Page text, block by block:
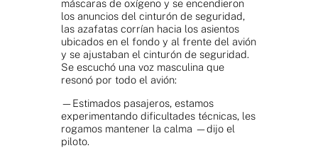
máscaras de oxígeno y se encendieron
los anuncios del cinturón de seguridad,
las azafatas corrían hacia los asientos
ubicados en el fondo y al frente del avión
y se ajustaban el cinturón de seguridad.
Se escuchó una voz masculina que
resonó por todo el avión:
—Estimados pasajeros, estamos
experimentando dificultades técnicas, les
rogamos mantener la calma —dijo el
piloto.